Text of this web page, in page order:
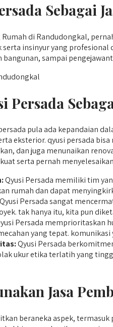
Sebagai
Rumah di Randudongkal,
insinyur yang
sampai
Persada
pula ada kepandaian
eksterior. qyusi persada
dan juga menunaikan
serta pernah
Qyusi Persada memiliki tim
rumah dan dapat
Qyusi Persada sangat
tak hanya itu, kita pun
Persada memprioritaskan
yang tepat.
Qyusi Persada
ukur etika terlatih yang
Jasa
beraneka aspek,